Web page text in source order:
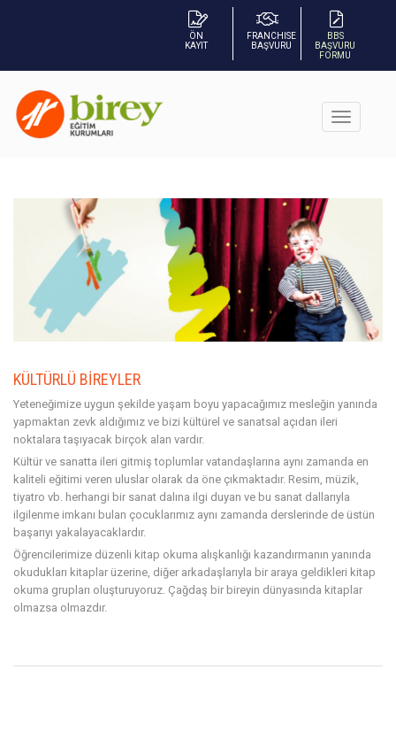
BBS
BAŞVURU
FORMU
FRANCHISE
BAŞVURU
ÖN
KAYIT
KÜLTÜRLÜ BİREYLER
Yeteneğimize uygun şekilde yaşam boyu yapacağımız mesleğin yanında
yapmaktan zevk aldığımız ve bizi kültürel ve sanatsal açıdan ileri
noktalara taşıyacak birçok alan vardır.
Kültür ve sanatta ileri gitmiş toplumlar vatandaşlarına aynı zamanda en
kaliteli eğitimi veren uluslar olarak da öne çıkmaktadır. Resim, müzik,
tiyatro vb. herhangi bir sanat dalına ilgi duyan ve bu sanat dallarıyla
ilgilenme imkanı bulan çocuklarımız aynı zamanda derslerinde de üstün
başarıyı yakalayacaklardır.
Öğrencilerimize düzenli kitap okuma alışkanlığı kazandırmanın yanında
okudukları kitaplar üzerine, diğer arkadaşlarıyla bir araya geldikleri kitap
okuma grupları oluşturuyoruz. Çağdaş bir bireyin dünyasında kitaplar
olmazsa olmazdır.